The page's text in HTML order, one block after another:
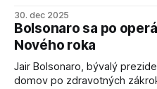
schopnosti. Informovali o tom
sa odvoláva agentúra AFP.
30. dec 2025
Bolsonaro sa po
Nového roka
Jair Bolsonaro, bývalý
domov po zdravotných